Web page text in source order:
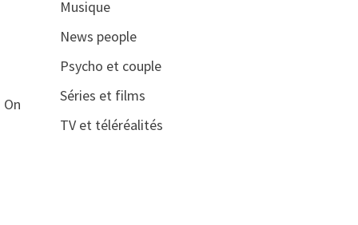
Musique
News people
Psycho et couple
Séries et films
TV et téléréalités